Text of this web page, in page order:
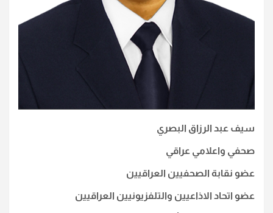
سيف عبد الرزاق البصري
صحفي واعلامي عراقي
عضو نقابة الصحفيين العراقيين
عضو اتحاد الاذاعيين والتلفزيونيين العراقيين